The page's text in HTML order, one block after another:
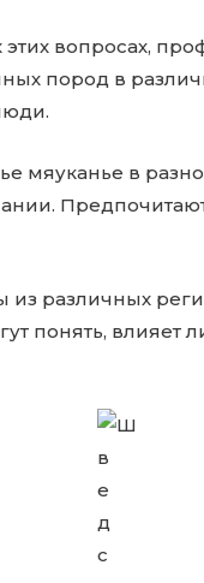
этих вопросах,
пород в
мяуканье в
из различных
понять, влияет